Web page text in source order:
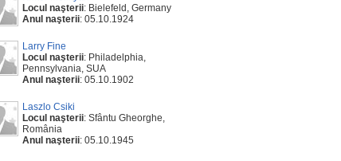
Locul naşterii: Bielefeld, Germany
Anul naşterii: 05.10.1924
Larry Fine
Locul naşterii: Philadelphia,
Pennsylvania, SUA
Anul naşterii: 05.10.1902
Laszlo Csiki
Locul naşterii: Sfântu Gheorghe,
România
Anul naşterii: 05.10.1945